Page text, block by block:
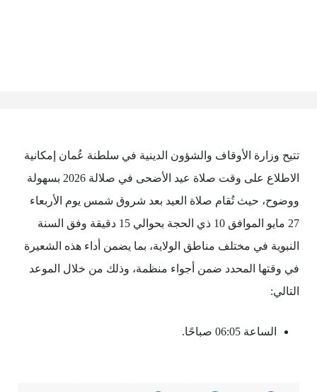
تتيح وزارة الأوقاف والشؤون الدينية في سلطنة عُمان إمكانية
الاطلاع على وقت صلاة عيد الأضحى في صلالة 2026 بسهولة
ووضوح، حيث تُقام صلاة العيد بعد شروق شمس يوم الأربعاء
27 مايو الموافق 10 ذي الحجة بحوالي 15 دقيقة وفق السنة
النبوية في مختلف مناطق الولاية، بما يضمن أداء هذه الشعيرة
في وقتها المحدد ضمن أجواء منظمة، وذلك من خلال الموعد
التالي:
الساعة 06:05 صباحًا.